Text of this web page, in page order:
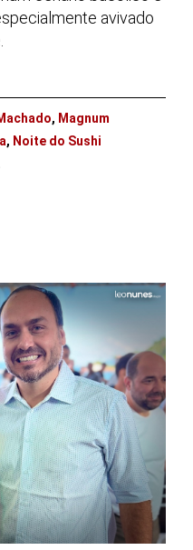
avivado
, Magnum
, Noite do Sushi